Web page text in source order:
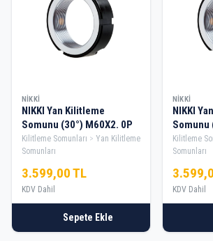
NIKKI
NIKKI Yan Kilitleme
Somunu (30°) M60X2. 0P
Kilitleme Somunları
Yan Kilitleme
Somunları
3.599,00 TL
KDV Dahil
Sepete Ekle
NIKKI
NIKKI
Somunu
Kilitleme
Somunları
KDV Dahil